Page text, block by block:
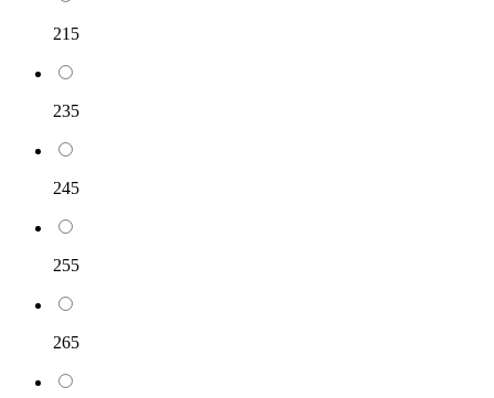
215
235
245
255
265